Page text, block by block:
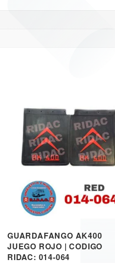
GUARDAFANGO AK400
JUEGO ROJO | CODIGO
RIDAC: 014-064